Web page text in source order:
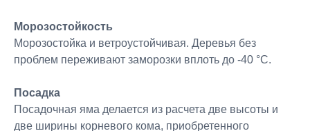
Морозостойкость
Морозостойка и ветроустойчивая. Деревья без
проблем переживают заморозки вплоть до -40 °C.
Посадка
Посадочная яма делается из расчета две высоты и
две ширины корневого кома, приобретенного